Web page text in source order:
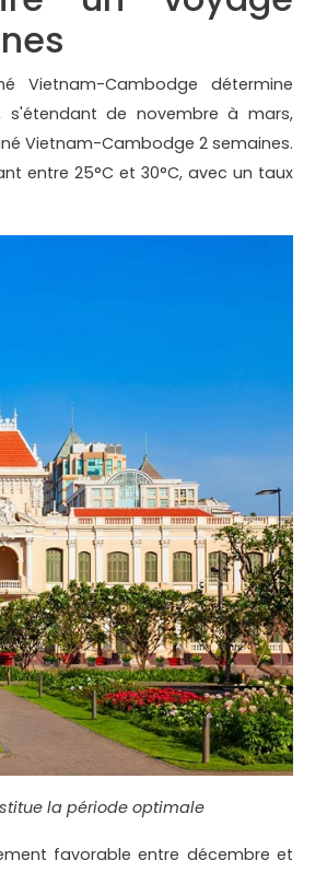
Cambodge détermine
s'étendant de novembre à mars,
Vietnam-Cambodge 2 semaines.
entre 25°C et 30°C, avec un taux
la période optimale
favorable entre décembre et